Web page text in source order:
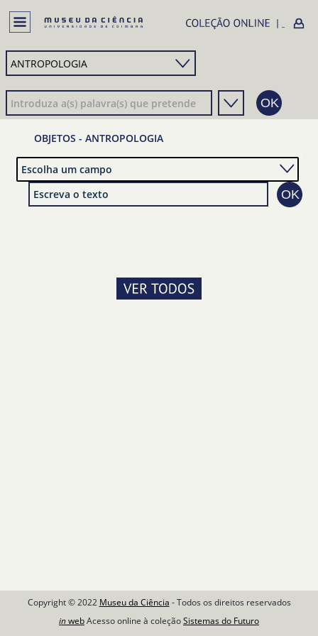
OBJETOS - ANTROPOLOGIA
Copyright © 2022 Museu da Ciência - Todos os direitos reservados
inwebAcesso online à coleçãoSistemas do Futuro